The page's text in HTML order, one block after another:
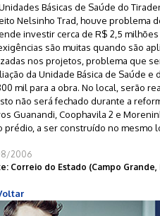
Básicas de Saúde do
Nelsinho Trad, houve problema
investir cerca de R$ 2,5
são muitas quando são
nos projetos, problema que
da Unidade Básica de Saúde
mil para a obra. No local, serão
não será fechado durante a
Guanandi, Coophavila 2 e
prédio, a ser construído no mesmo
2006
Correio do Estado (Campo Grande,